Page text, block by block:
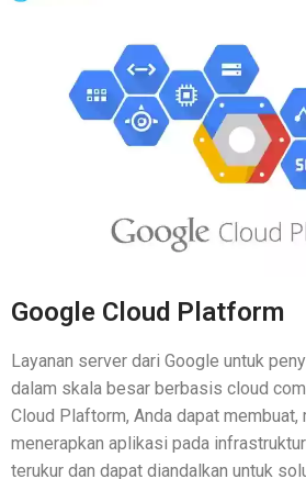
Google Cloud Platform
Layanan server dari Google untuk
dalam skala besar berbasis cloud
Cloud Plaftorm, Anda dapat membuat,
menerapkan aplikasi pada
terukur dan dapat diandalkan untuk